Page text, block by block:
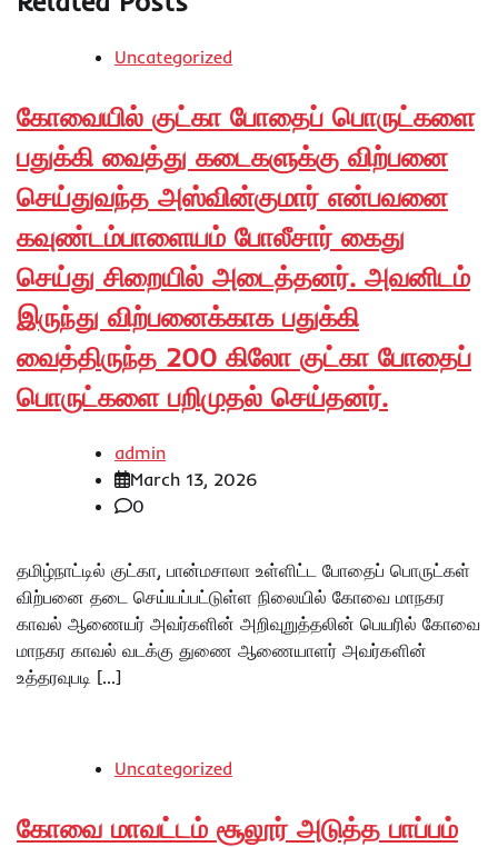
Uncategorized
கோவையில் குட்கா போதைப் பொருட்களை
பதுக்கி வைத்து கடைகளுக்கு விற்பனை
செய்துவந்த அஸ்வின்குமார் என்பவனை
கவுண்டம்பாளையம் போலீசார் கைது
செய்து சிறையில் அடைத்தனர். அவனிடம்
இருந்து விற்பனைக்காக பதுக்கி
வைத்திருந்த 200 கிலோ குட்கா போதைப்
பொருட்களை பறிமுதல் செய்தனர்.
admin
March 13, 2026
0
தமிழ்நாட்டில் குட்கா, பான்மசாலா உள்ளிட்ட போதைப் பொருட்கள்
விற்பனை தடை செய்யப்பட்டுள்ள நிலையில் கோவை மாநகர
காவல் ஆணையர் அவர்களின் அறிவுறுத்தலின் பெயரில் கோவை
மாநகர காவல் வடக்கு துணை ஆணையாளர் அவர்களின்
உத்தரவுபடி […]
Uncategorized
கோவை மாவட்டம் சூலூர் அடுத்த பாப்பம்